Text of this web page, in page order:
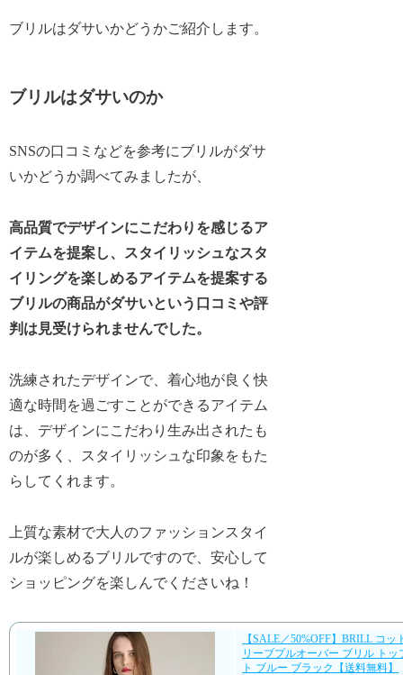
ブリルはダサいかどうかご紹介します。
ブリルはダサいのか
SNSの口コミなどを参考にブリルがダサ
いかどうか調べてみましたが、
高品質でデザインにこだわりを感じるア
イテムを提案し、スタイリッシュなスタ
イリングを楽しめるアイテムを提案する
ブリルの商品がダサいという口コミや評
判は見受けられませんでした。
洗練されたデザインで、着心地が良く快
適な時間を過ごすことができるアイテム
は、デザインにこだわり生み出されたも
のが多く、スタイリッシュな印象をもた
らしてくれます。
上質な素材で大人のファッションスタイ
ルが楽しめるブリルですので、安心して
ショッピングを楽しんでくださいね！
【SALE／50%OFF】BRILL コッ
リーブプルオーバー ブリル トッ
ト ブルー ブラック【送料無料】